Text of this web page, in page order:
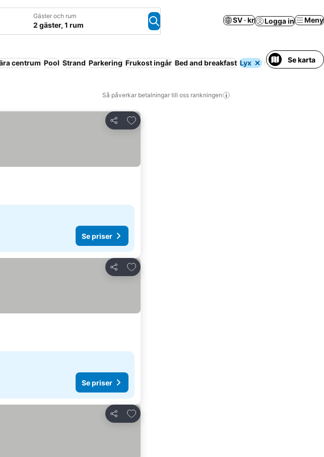
Gäster och rum
2 gäster, 1 rum
SV · kr Logga in Meny
centrum Pool Strand Parkering Frukost ingår Bed and breakfast Lyx Se karta
Så påverkar betalningar till oss rankningen
Dela
Lägg till i Mina Favoriter
Se priser
Dela
Lägg till i Mina Favoriter
Se priser
Dela
Lägg till i Mina Favoriter